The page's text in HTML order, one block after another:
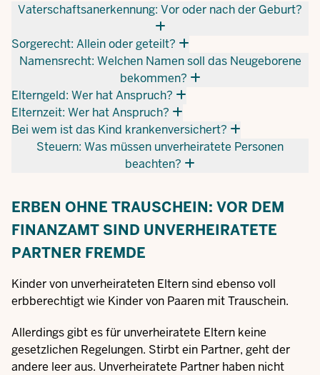
Vaterschaftsanerkennung: Vor oder nach der Geburt?
Sorgerecht: Allein oder geteilt?
Namensrecht: Welchen Namen soll das Neugeborene
bekommen?
Elterngeld: Wer hat Anspruch?
Elternzeit: Wer hat Anspruch?
Bei wem ist das Kind krankenversichert?
Steuern: Was müssen unverheiratete Personen
beachten?
ERBEN OHNE TRAUSCHEIN: VOR DEM
FINANZAMT SIND UNVERHEIRATETE
PARTNER FREMDE
Kinder von unverheirateten Eltern sind ebenso voll
erbberechtigt wie Kinder von Paaren mit Trauschein.
Allerdings gibt es für unverheiratete Eltern keine
gesetzlichen Regelungen. Stirbt ein Partner, geht der
andere leer aus. Unverheiratete Partner haben nicht